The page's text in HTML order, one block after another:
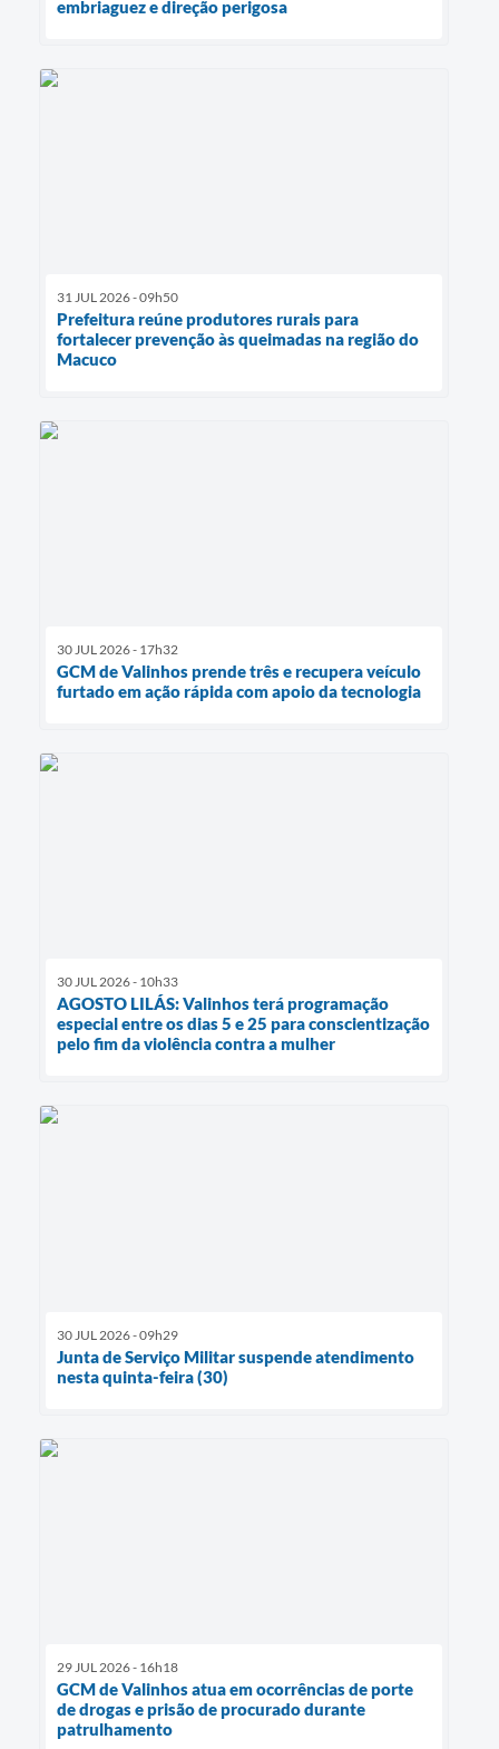
embriaguez e direção perigosa
31 JUL 2026 - 09h50
Prefeitura reúne produtores rurais para
fortalecer prevenção às queimadas na região do
Macuco
30 JUL 2026 - 17h32
GCM de Valinhos prende três e recupera veículo
furtado em ação rápida com apoio da tecnologia
30 JUL 2026 - 10h33
AGOSTO LILÁS: Valinhos terá programação
especial entre os dias 5 e 25 para conscientização
pelo fim da violência contra a mulher
30 JUL 2026 - 09h29
Junta de Serviço Militar suspende atendimento
nesta quinta-feira (30)
29 JUL 2026 - 16h18
GCM de Valinhos atua em ocorrências de porte
de drogas e prisão de procurado durante
patrulhamento